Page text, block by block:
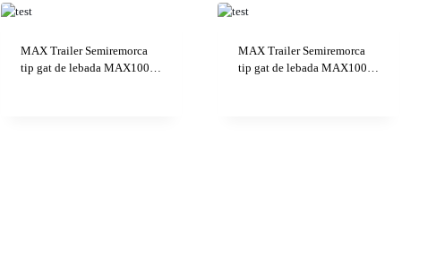
MAX Trailer Semiremorca
tip gat de lebada MAX100…
MAX Trailer Semiremorca
tip gat de lebada MAX100…